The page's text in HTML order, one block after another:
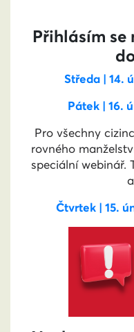
Přihlásím se
Středa | 14.
Pátek | 16.
Pro všechny
rovného
speciální webinář.
Čtvrtek | 15.